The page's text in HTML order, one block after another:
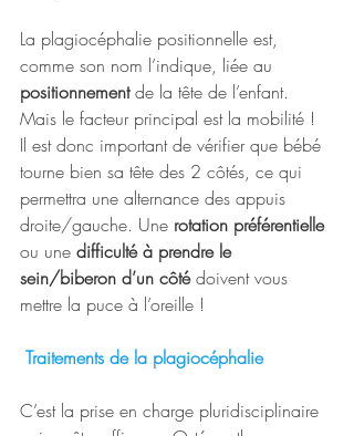
La plagiocéphalie positionnelle est,
comme son nom l’indique, liée au
positionnement de la tête de l’enfant.
Mais le facteur principal est la mobilité !
Il est donc important de vérifier que bébé
tourne bien sa tête des 2 côtés, ce qui
permettra une alternance des appuis
droite/gauche. Une rotation préférentielle
ou une difficulté à prendre le
sein/biberon d’un côté doivent vous
mettre la puce à l’oreille !
Traitements de la plagiocéphalie
C’est la prise en charge pluridisciplinaire